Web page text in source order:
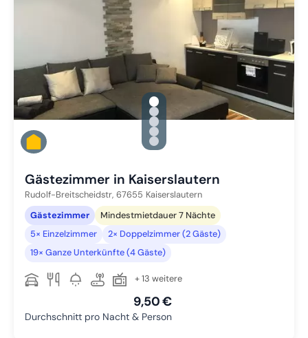
gallery.slide_selector
Zu Slide 1 wechseln
Zu Slide 2 wechseln
Zu Slide 3 wechseln
Zu Slide 4 wechseln
Zu Slide 5 wechseln
Gästezimmer in Kaiserslautern
Rudolf-Breitscheidstr, 67655 Kaiserslautern
Gästezimmer
Mindestmietdauer 7 Nächte
5× Einzelzimmer
2× Doppelzimmer (2 Gäste)
19× Ganze Unterkünfte (4 Gäste)
+ 13 weitere
9,50 €
Durchschnitt pro Nacht & Person